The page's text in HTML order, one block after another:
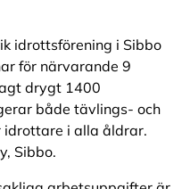
idrottsförening i Sibbo
för närvarande 9
drygt 1400
både tävlings- och
idrottare i alla åldrar.
Sibbo.